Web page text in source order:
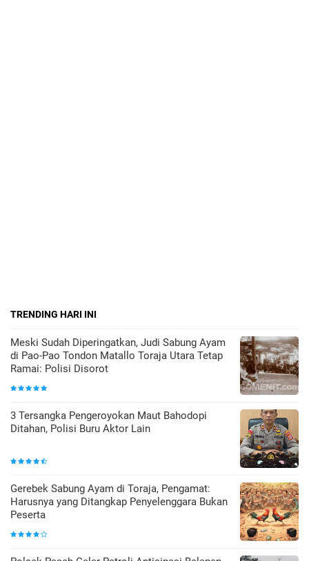
TRENDING HARI INI
Meski Sudah Diperingatkan, Judi Sabung Ayam
di Pao-Pao Tondon Matallo Toraja Utara Tetap
Ramai: Polisi Disorot
3 Tersangka Pengeroyokan Maut Bahodopi
Ditahan, Polisi Buru Aktor Lain
Gerebek Sabung Ayam di Toraja, Pengamat:
Harusnya yang Ditangkap Penyelenggara Bukan
Peserta